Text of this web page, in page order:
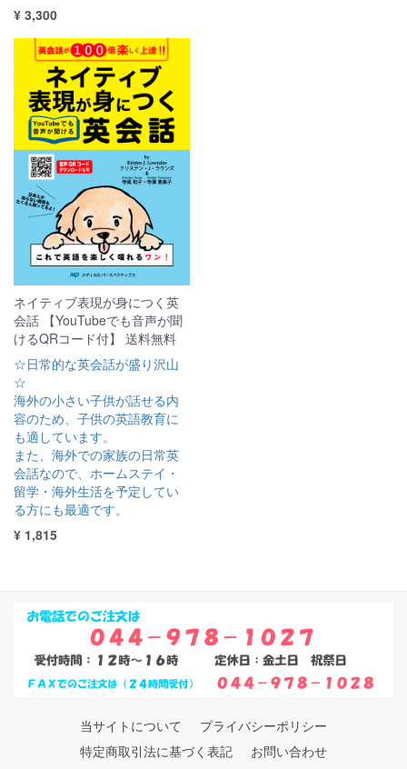
¥ 3,300
ネイティブ表現が身につく英
会話 【YouTubeでも音声が聞
けるQRコード付】 送料無料
☆日常的な英会話が盛り沢山
☆
海外の小さい子供が話せる内
容のため、子供の英語教育に
も適しています。
また、海外での家族の日常英
会話なので、ホームステイ・
留学・海外生活を予定してい
る方にも最適です。
¥ 1,815
当サイトについて
プライバシーポリシー
特定商取引法に基づく表記
お問い合わせ